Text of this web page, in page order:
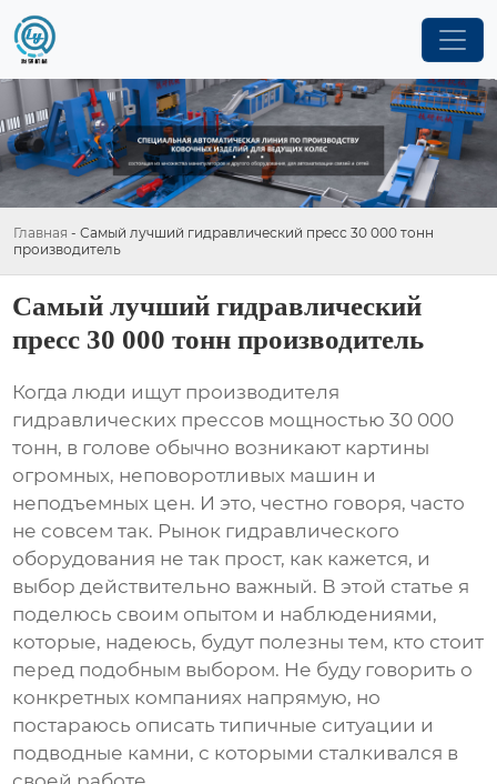
Главная - Самый лучший гидравлический пресс 30 000 тонн
производитель
Самый лучший гидравлический
пресс 30 000 тонн производитель
Когда люди ищут производителя
гидравлических прессов мощностью 30 000
тонн, в голове обычно возникают картины
огромных, неповоротливых машин и
неподъемных цен. И это, честно говоря, часто
не совсем так. Рынок гидравлического
оборудования не так прост, как кажется, и
выбор действительно важный. В этой статье я
поделюсь своим опытом и наблюдениями,
которые, надеюсь, будут полезны тем, кто стоит
перед подобным выбором. Не буду говорить о
конкретных компаниях напрямую, но
постараюсь описать типичные ситуации и
подводные камни, с которыми сталкивался в